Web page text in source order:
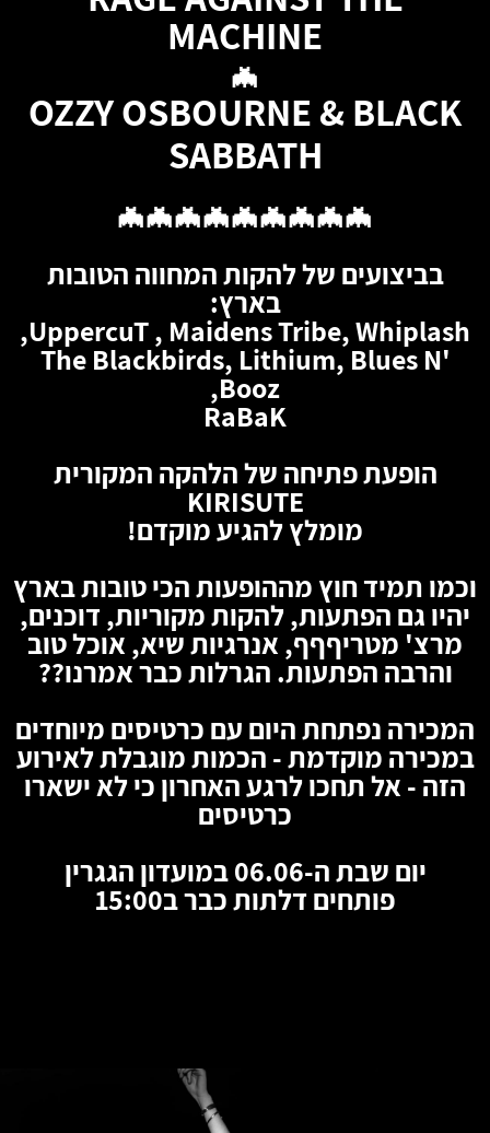
MACHINE
🦇
OZZY OSBOURNE & BLACK
SABBATH
🦇🦇🦇🦇🦇🦇🦇🦇🦇
בביצועים של להקות המחווה הטובות
בארץ:
UppercuT , Maidens Tribe, Whiplash,
The Blackbirds, Lithium, Blues N'
Booz,
RaBaK
הופעת פתיחה של הלהקה המקורית
KIRISUTE
מומלץ להגיע מוקדם!
וכמו תמיד חוץ מההופעות הכי טובות בארץ
יהיו גם הפתעות, להקות מקוריות, דוכנים,
מרצ' מטריףףף, אנרגיות שיא, אוכל טוב
והרבה הפתעות. הגרלות כבר אמרנו??
המכירה נפתחת היום עם כרטיסים מיוחדים
במכירה מוקדמת - הכמות מוגבלת לאירוע
הזה - אל תחכו לרגע האחרון כי לא ישארו
כרטיסים
יום שבת ה-06.06 במועדון הגגרין
פותחים דלתות כבר ב15:00